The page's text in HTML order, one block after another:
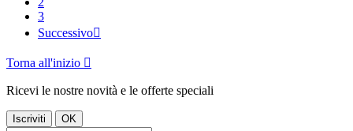
3
Successivo
Torna all'inizio 
Ricevi le nostre novità e le offerte speciali